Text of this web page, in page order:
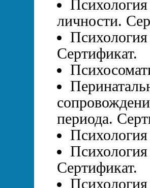
личности.
Психология
Сертификат.
периода.
Психология
Сертификат.